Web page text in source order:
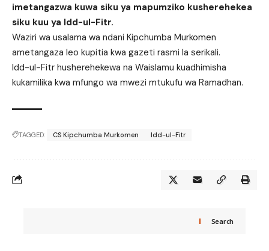
imetangazwa kuwa siku ya mapumziko kusherehekea
siku kuu ya Idd-ul-Fitr.
Waziri wa usalama wa ndani Kipchumba Murkomen
ametangaza leo kupitia kwa gazeti rasmi la serikali.
Idd-ul-Fitr husherehekewa na Waislamu kuadhimisha
kukamilika kwa mfungo wa mwezi mtukufu wa Ramadhan.
TAGGED: CS Kipchumba Murkomen Idd-ul-Fitr
Search